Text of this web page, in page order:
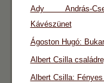
Ady András-
Kávészünet
Ágoston Hugó:
Albert Csilla
Albert Csilla: